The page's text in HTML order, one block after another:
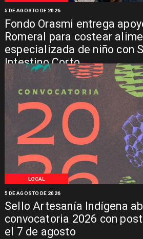
Fondo Orasmi entrega
Romeral para costear
especializada de niño con
Intestino Corto
5 DE AGOSTO DE 2026
LOCAL
Sello Artesanía Indígena
convocatoria 2026 con
el 7 de agosto
5 DE AGOSTO DE 2026